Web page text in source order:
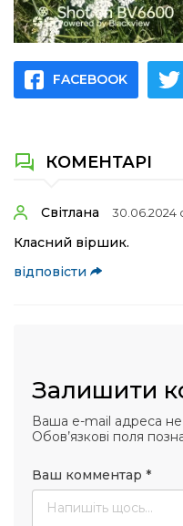
FACEBOOK
КОМЕНТАРІ
Світлана 30.06.2024
Класний віршик.
відповісти
Залишити
Ваша e-mail адреса
Обов’язкові поля
Ваш комментар *